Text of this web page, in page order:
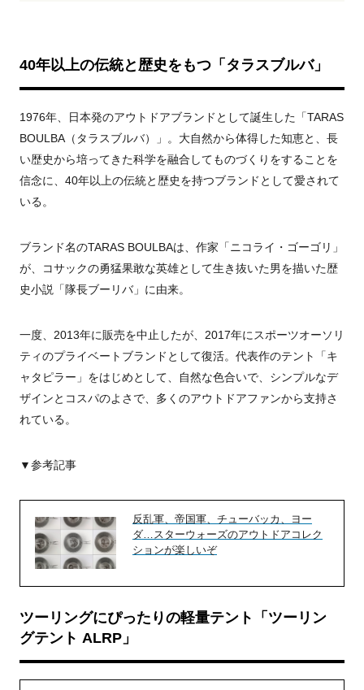
40年以上の伝統と歴史をもつ「タラスブルバ」
1976年、日本発のアウトドアブランドとして誕生した「TARAS
BOULBA（タラスブルバ）」。大自然から体得した知恵と、長
い歴史から培ってきた科学を融合してものづくりをすることを
信念に、40年以上の伝統と歴史を持つブランドとして愛されて
いる。
ブランド名のTARAS BOULBAは、作家「ニコライ・ゴーゴリ」
が、コサックの勇猛果敢な英雄として生き抜いた男を描いた歴
史小説「隊長ブーリバ」に由来。
一度、2013年に販売を中止したが、2017年にスポーツオーソリ
ティのプライベートブランドとして復活。代表作のテント「キ
ャタピラー」をはじめとして、自然な色合いで、シンプルなデ
ザインとコスパのよさで、多くのアウトドアファンから支持さ
れている。
▼参考記事
反乱軍、帝国軍、チューバッカ、ヨー
ダ…スターウォーズのアウトドアコレク
ションが楽しいぞ
ツーリングにぴったりの軽量テント「ツーリン
グテント ALRP」